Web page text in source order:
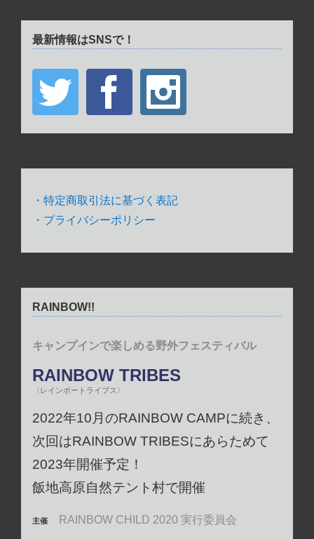
最新情報はSNSで！
・特定商取引法に基づく表記
・プライバシーポリシー
RAINBOW!!
キャンプインで楽しめる野外フェスティバル
RAINBOW TRIBES
〈レインボートライブス〉
2022年10月のRAINBOW CAMPに続き、
次回はRAINBOW TRIBESにあらためて
2023年開催予定！
飯地高原自然テント村で開催
主催 RAINBOW CHILD 2020 実行委員会